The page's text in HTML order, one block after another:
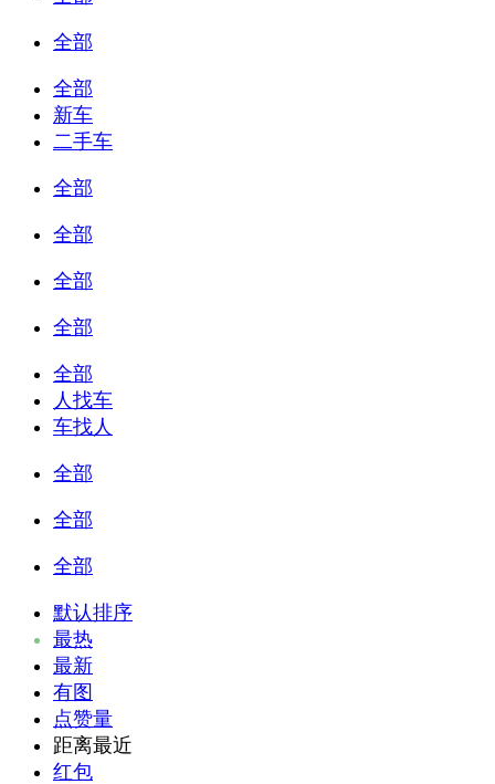
全部
全部
新车
二手车
全部
全部
全部
全部
全部
人找车
车找人
全部
全部
全部
默认排序
最热
最新
有图
点赞量
距离最近
红包